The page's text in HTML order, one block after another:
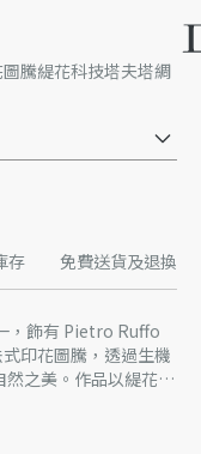
騰緹花科技塔夫塔綢
存 免費送貨及退換
，飾有 Pietro Ruffo
印花圖騰，透過生機
之美。作品以緹花科
膠囊系列的其他作